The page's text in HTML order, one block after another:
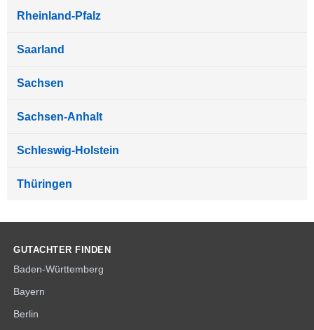
Rheinland-Pfalz
Saarland
Sachsen
Sachsen-Anhalt
Schleswig-Holstein
Thüringen
GUTACHTER FINDEN
Baden-Württemberg
Bayern
Berlin